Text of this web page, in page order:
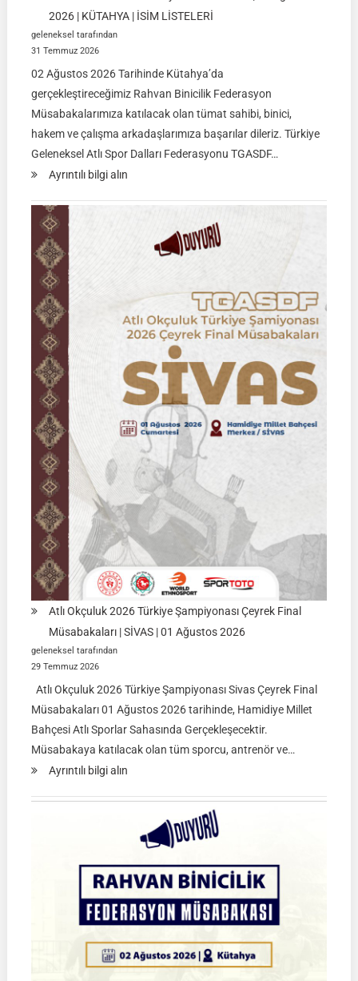
2026 | KÜTAHYA | İSİM LİSTELERİ
geleneksel tarafından
31 Temmuz 2026
02 Ağustos 2026 Tarihinde Kütahya’da
gerçekleştireceğimiz Rahvan Binicilik Federasyon
Müsabakalarımıza katılacak olan tümat sahibi, binici,
hakem ve çalışma arkadaşlarımıza başarılar dileriz. Türkiye
Geleneksel Atlı Spor Dalları Federasyonu TGASDF…
Ayrıntılı bilgi alın:
Federasyon
Müsabakası
02
Ağustos
2026
|
KÜTAHYA
|
İSİM
LİSTELERİ
Atlı Okçuluk 2026 Türkiye Şampiyonası Çeyrek Final
Müsabakaları | SİVAS | 01 Ağustos 2026
geleneksel tarafından
29 Temmuz 2026
Atlı Okçuluk 2026 Türkiye Şampiyonası Sivas Çeyrek Final
Müsabakaları 01 Ağustos 2026 tarihinde, Hamidiye Millet
Bahçesi Atlı Sporlar Sahasında Gerçekleşecektir.
Müsabakaya katılacak olan tüm sporcu, antrenör ve…
Ayrıntılı bilgi alın:
2026
Türkiye
Şampiyonası
Final
|